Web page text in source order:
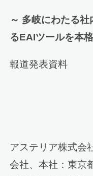
～ 多岐にわたる
るEAIツールを本
報道発表資料
アステリア株式会
会社、本社：東京